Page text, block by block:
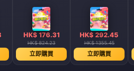
HK$ 176.31
HK$ 824.23
立即購買
HK$ 292.45
HK$ 1355.45
立即購買